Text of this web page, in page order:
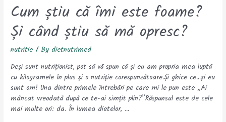
Cum știu că îmi este foame?
Și când știu să mă opresc?
nutritie / Bydietnutrimed
Deși sunt nutriționist, pot să vă spun că și eu am propria mea luptă
cu kilogramele în plus și o nutriție corespunzătoare.Și ghice ce…și eu
sunt om! Una dintre primele întrebări pe care mi le pun este „Ai
mâncat vreodată după ce te-ai simțit plin?”Răspunsul este de cele
mai multe ori: da. În lumea dietelor, …
că
îmi
este
foame?
Și
știu
să
mă
opresc?